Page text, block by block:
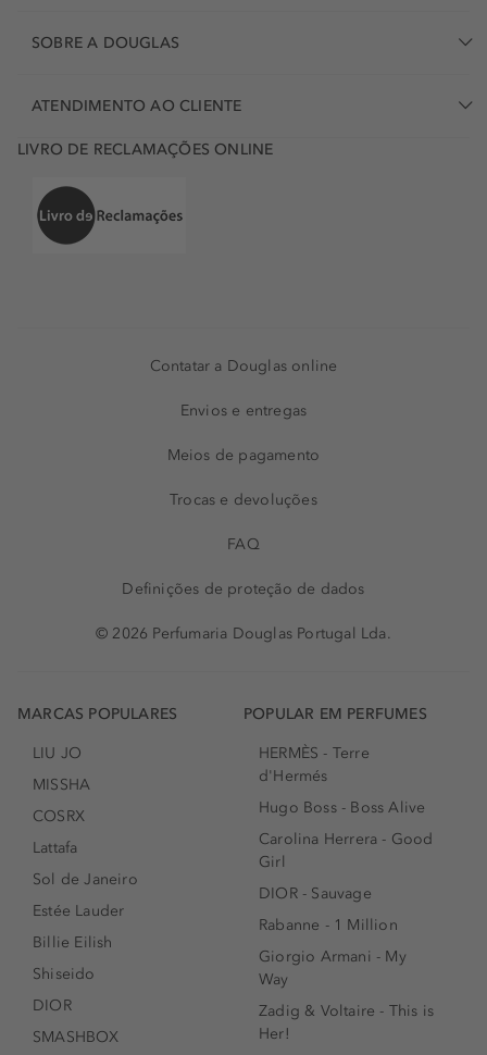
SOBRE A DOUGLAS
ATENDIMENTO AO CLIENTE
LIVRO DE RECLAMAÇÕES ONLINE
Contatar a Douglas online
Envios e entregas
Meios de pagamento
Trocas e devoluções
FAQ
Definições de proteção de dados
© 2026 Perfumaria Douglas Portugal Lda.
MARCAS POPULARES
LIU JO
MISSHA
COSRX
Lattafa
Sol de Janeiro
Estée Lauder
Billie Eilish
Shiseido
DIOR
SMASHBOX
POPULAR EM PERFUMES
HERMÈS - Terre
d'Hermés
Hugo Boss - Boss Alive
Carolina Herrera - Good
Girl
DIOR - Sauvage
Rabanne - 1 Million
Giorgio Armani - My
Way
Zadig & Voltaire - This is
Her!